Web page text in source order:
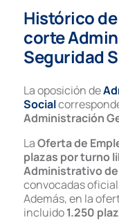
Histórico
corte
Seguridad
La oposición de
Social
Administración
LaOferta de
plazas por turno
Administrativo
convocadas
Además, en la
incluido1.250